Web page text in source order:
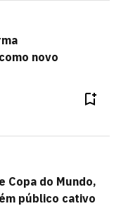
novo
Copa do Mundo,
público cativo